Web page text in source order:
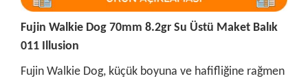
Fujin Walkie Dog 70mm 8.2gr Su Üstü Maket Balık
011 Illusion
Fujin Walkie Dog, küçük boyuna ve hafifliğine rağmen